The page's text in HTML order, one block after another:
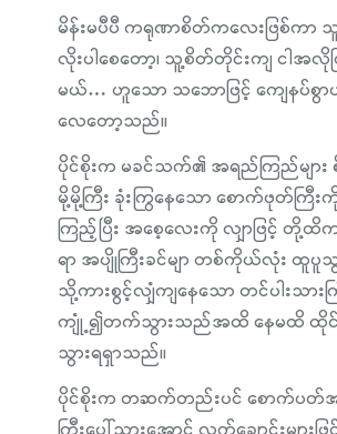
မိန်းမပီပီ ကရုဏာစိတ်ကလေးဖြစ်က
လိုးပါစေတော့၊ သူ့စိတ်တိုင်းကျ ငါအ
မယ်… ဟူသော သဘောဖြင့် ကျေနပ်စွာ
လေတော့သည်။
ပိုင်စိုးက မခင်သက်၏ အရည်ကြည်များ စို
မို့မို့ကြီး ခုံးကြွနေသော စောက်ဖုတ်ကြီး
ကြည့်ပြီး အစေ့လေးကို လျှာဖြင့် တို့ထိ
ရာ အပျိုကြီးခင်မျာ တစ်ကိုယ်လုံး ထူပူ
သို့ကားစွင့်လျှံကျနေသော တင်ပါးသားကြီ
ကျုံ့၍တက်သွားသည်အထိ နေမထိ ထို
သွားရရှာသည်။
ပိုင်စိုးက တဆက်တည်းပင် စောက်ပတ်အ